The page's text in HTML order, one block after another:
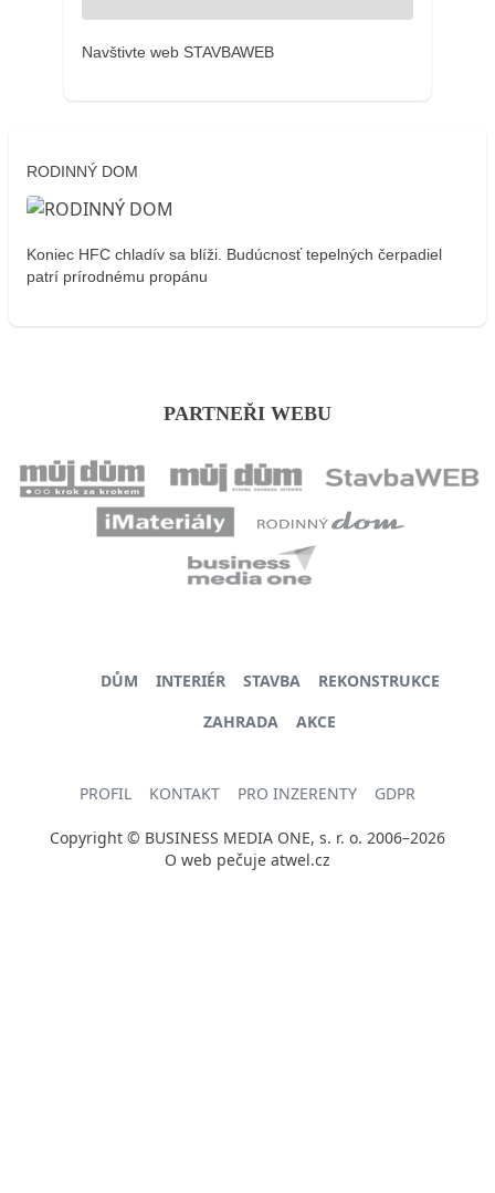
Navštivte web STAVBAWEB
RODINNÝ DOM
Koniec HFC chladív sa blíži. Budúcnosť tepelných čerpadiel
patrí prírodnému propánu
PARTNEŘI WEBU
DŮM INTERIÉR STAVBA
REKONSTRUKCE
ZAHRADA
AKCE
PROFIL KONTAKT PRO INZERENTY GDPR
Copyright © BUSINESS MEDIA ONE, s. r. o. 2006–2026